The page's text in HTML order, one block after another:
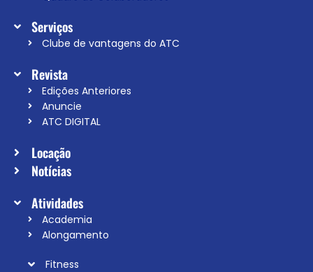
Serviços
Clube de vantagens do ATC
Revista
Edições Anteriores
Anuncie
ATC DIGITAL
Locação
Notícias
Atividades
Academia
Alongamento
Fitness